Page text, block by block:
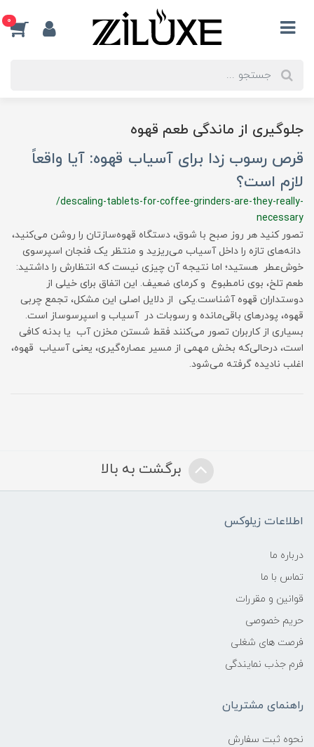
0
جلوگیری از ماندگی طعم قهوه
قرص رسوب زدا برای آسیاب قهوه: آیا واقعاً
لازم است؟
/descaling-tablets-for-coffee-grinders-are-they-really-
necessary
تصور کنید هر روز صبح با شوق، دستگاه قهوه‌سازتان را روشن می‌کنید،
دانه‌های تازه را داخل آسیاب می‌ریزید و منتظر یک فنجان اسپرسوی
خوش‌عطر هستید؛ اما نتیجه آن چیزی نیست که انتظارش را داشتید:
طعم تلخ، بوی نامطبوع و کرمای ضعیف. این اتفاق برای خیلی از
دوستداران قهوه آشناست.یکی از دلایل اصلی این مشکل، تجمع چربی
قهوه، پودرهای باقی‌مانده و رسوبات در آسیاب و اسپرسوساز است.
بسیاری از کاربران تصور می‌کنند فقط شستن مخزن آب یا بدنه کافی
است، درحالی‌که بخش مهمی از مسیر عصاره‌گیری، یعنی آسیاب قهوه،
اغلب نادیده گرفته می‌شود.
برگشت به بالا
اطلاعات زیلوکس
درباره ما
تماس با ما
قوانین و مقررات
حریم خصوصی
فرصت های شغلی
فرم جذب نمایندگی
راهنمای مشتریان
نحوه ثبت سفارش